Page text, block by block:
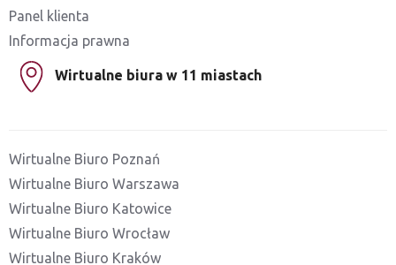
Panel klienta
Informacja prawna
Wirtualne biura w 11 miastach
Wirtualne Biuro Poznań
Wirtualne Biuro Warszawa
Wirtualne Biuro Katowice
Wirtualne Biuro Wrocław
Wirtualne Biuro Kraków